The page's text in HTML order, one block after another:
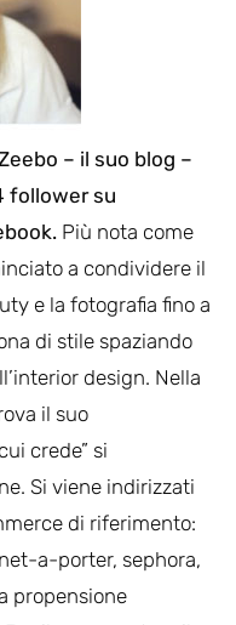
– il suo blog –
follower su
Più nota come
a condividere il
e la fotografia fino a
di stile spaziando
design. Nella
il suo
crede” si
Si viene indirizzati
di riferimento:
a-porter, sephora,
propensione